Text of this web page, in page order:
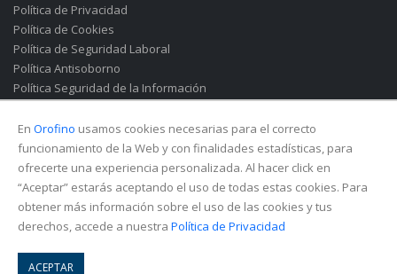
Política de Privacidad
Política de Cookies
Política de Seguridad Laboral
Política Antisoborno
Política Seguridad de la Información
© Copyright 2026. All Rights Reserved.
En Orofino usamos cookies necesarias para el correcto
funcionamiento de la Web y con finalidades estadísticas, para
ofrecerte una experiencia personalizada. Al hacer click en
“Aceptar” estarás aceptando el uso de todas estas cookies. Para
obtener más información sobre el uso de las cookies y tus
derechos, accede a nuestra Política de Privacidad
ACEPTAR